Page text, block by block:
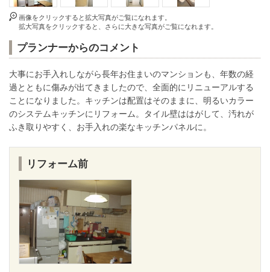
画像をクリックすると拡大写真がご覧になれます。
拡大写真をクリックすると、さらに大きな写真がご覧になれます。
プランナーからのコメント
大事にお手入れしながら長年お住まいのマンションも、年数の経
過とともに傷みが出てきましたので、全面的にリニューアルする
ことになりました。キッチンは配置はそのままに、明るいカラー
のシステムキッチンにリフォーム。タイル壁ははがして、汚れが
ふき取りやすく、お手入れの楽なキッチンパネルに。
リフォーム前